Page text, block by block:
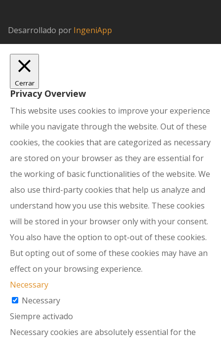
Desarrollado por IngeniApp
Cerrar
Privacy Overview
This website uses cookies to improve your experience
while you navigate through the website. Out of these
cookies, the cookies that are categorized as necessary
are stored on your browser as they are essential for
the working of basic functionalities of the website. We
also use third-party cookies that help us analyze and
understand how you use this website. These cookies
will be stored in your browser only with your consent.
You also have the option to opt-out of these cookies.
But opting out of some of these cookies may have an
effect on your browsing experience.
Necessary
Necessary
Siempre activado
Necessary cookies are absolutely essential for the